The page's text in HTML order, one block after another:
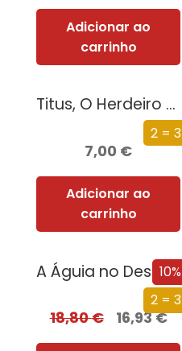
Adicionar ao
carrinho
2 = 3
Titus, O Herdeiro de Gormenghast
7,00 €
Adicionar ao
carrinho
10%
2 = 3
A Águia no Deserto
18,80€ 16,93€